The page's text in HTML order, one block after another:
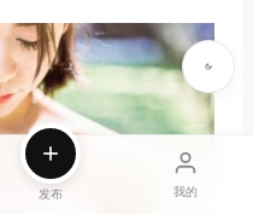
发布 我的